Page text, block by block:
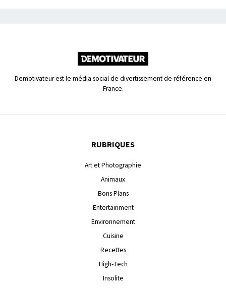
Demotivateur est le média social de divertissement de référence en
France.
RUBRIQUES
Art et Photographie
Animaux
Bons Plans
Entertainment
Environnement
Cuisine
Recettes
High-Tech
Insolite